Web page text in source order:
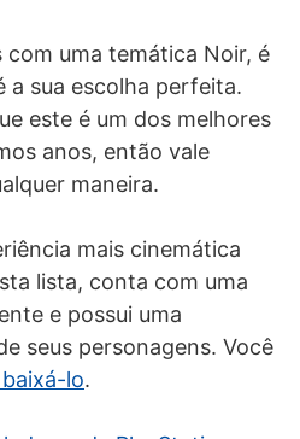
com uma temática Noir, é
a sua escolha perfeita.
este é um dos melhores
anos, então vale
maneira.
mais cinemática
lista, conta com uma
e possui uma
seus personagens. Você
lo.